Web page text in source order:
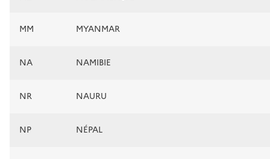
MM MYANMAR
NA NAMIBIE
NR NAURU
NP NÉPAL